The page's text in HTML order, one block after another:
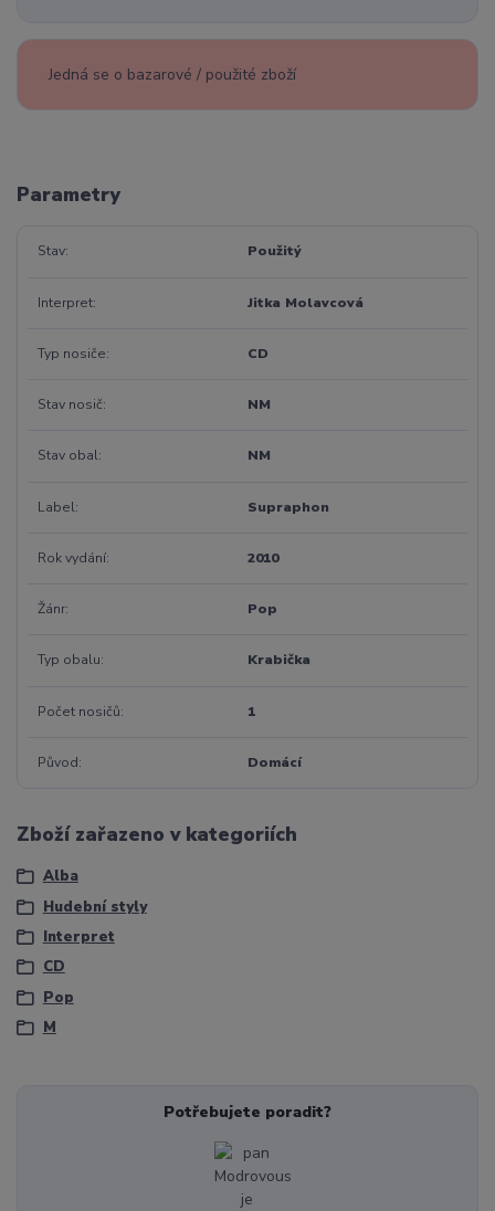
Jedná se o bazarové / použité zboží
Parametry
Stav Použitý
Interpret Jitka Molavcová
Typ nosiče CD
Stav nosič NM
Stav obal NM
Label Supraphon
Rok vydání 2010
Žánr Pop
Typ obalu Krabička
Počet nosičů 1
Původ Domácí
Zboží zařazeno v kategoriích
Alba
Hudební styly
Interpret
CD
Pop
M
Potřebujete poradit?